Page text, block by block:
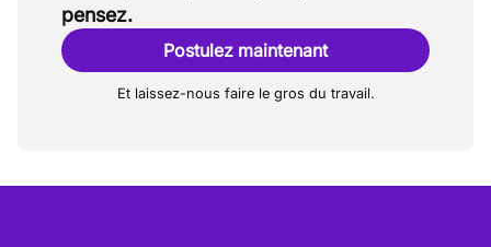
pensez.
Postulez maintenant
Et laissez-nous faire le gros du travail.